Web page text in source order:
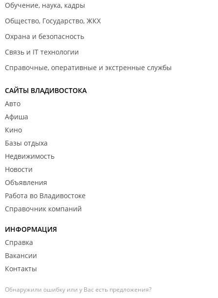
Обучение, наука, кадры
Общество, Государство, ЖКХ
Охрана и безопасность
Связь и IT технологии
Справочные, оперативные и экстренные службы
САЙТЫ ВЛАДИВОСТОКА
Авто
Афиша
Кино
Базы отдыха
Недвижимость
Новости
Объявления
Работа во Владивостоке
Справочник компаний
ИНФОРМАЦИЯ
Справка
Вакансии
Контакты
Обнаружили ошибку или у Вас есть предложения?